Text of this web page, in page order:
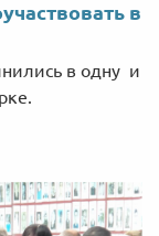
в
в одну и